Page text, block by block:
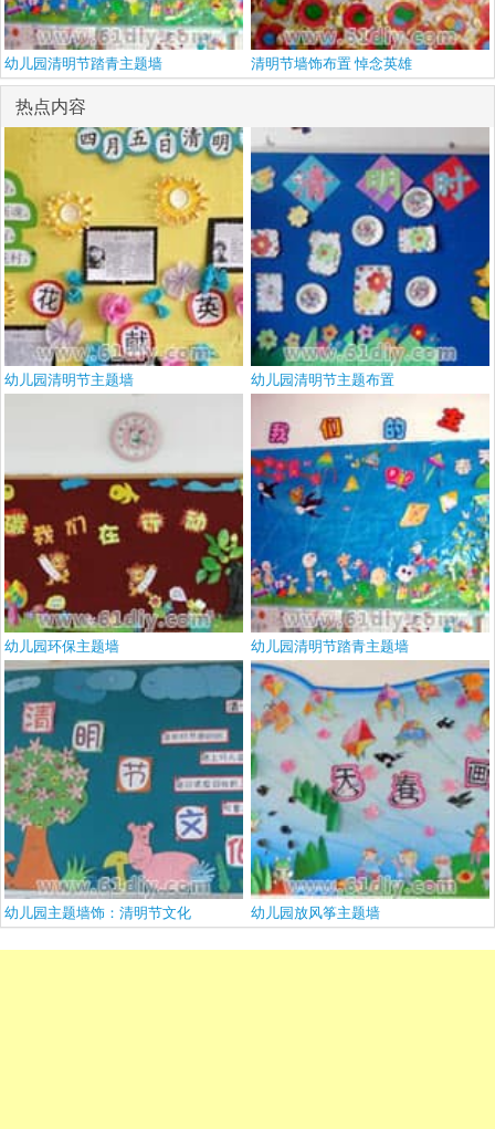
幼儿园清明节踏青主题墙 清明节墙饰布置 悼念英雄
热点内容
幼儿园清明节主题墙 幼儿园清明节主题布置
幼儿园环保主题墙 幼儿园清明节踏青主题墙
幼儿园主题墙饰：清明节文化 幼儿园放风筝主题墙